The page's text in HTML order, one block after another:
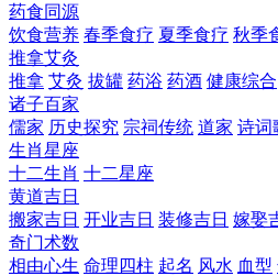
药食同源
饮食营养 春季食疗 夏季食疗 秋季
推拿艾灸
推拿 艾灸 拔罐 药浴 药酒 健康综合
诸子百家
儒家 历史探究 宗祠传统 道家 诗词
生肖星座
十二生肖 十二星座
黄道吉日
搬家吉日 开业吉日 装修吉日 嫁娶
奇门术数
相由心生 命理四柱 起名 风水 血型